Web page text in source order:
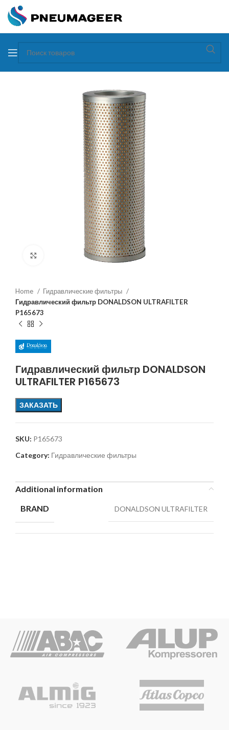
Home
Гидравлические фильтры
Гидравлический фильтр DONALDSON ULTRAFILTER
P165673
Гидравлический фильтр DONALDSON
ULTRAFILTER P165673
ЗАКАЗАТЬ
SKU: P165673
Category: Гидравлические фильтры
Additional information
BRAND
DONALDSON ULTRAFILTER